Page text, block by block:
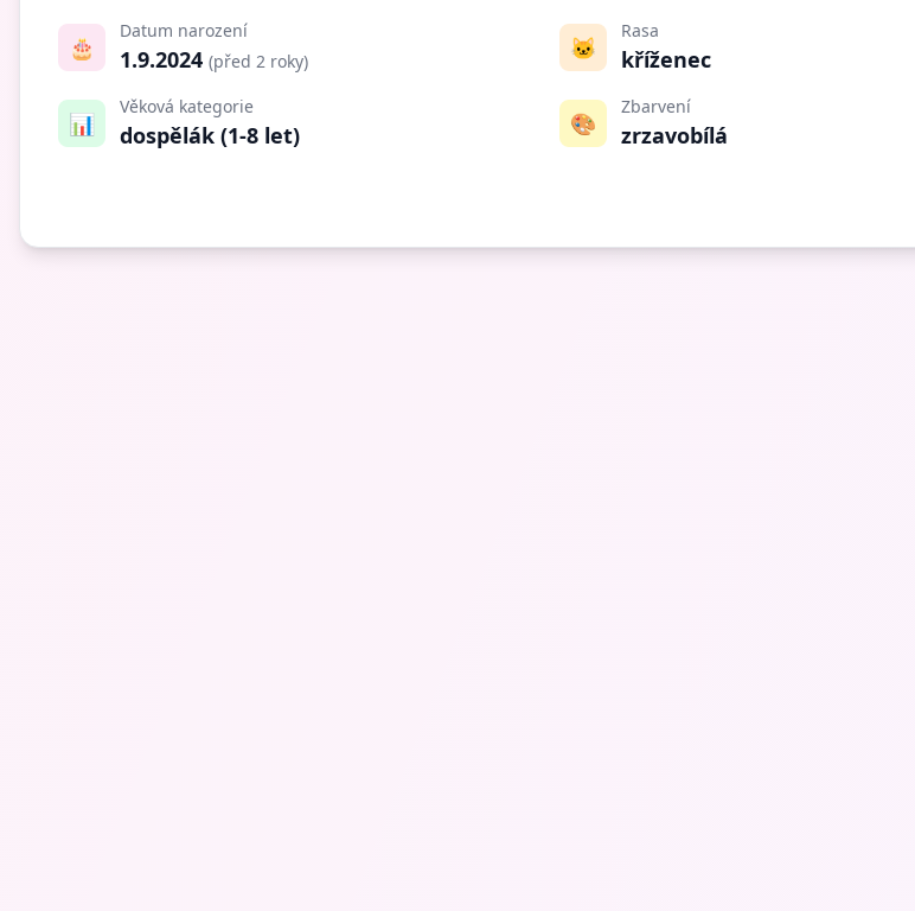
🎂
Datum narození
1.9.2024 (před 2 roky)
📊
Věková kategorie
dospělák (1-8 let)
🐱
Rasa
kříženec
🎨
Zbarvení
zrzavobílá